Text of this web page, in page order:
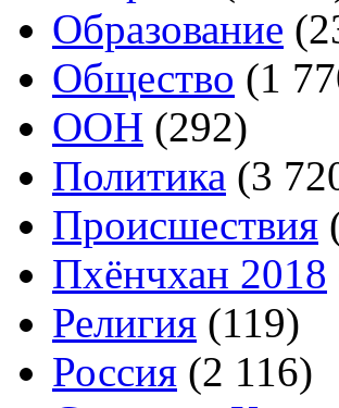
Образование
Общество (1
ООН (292)
Политика (3
Происшествия
Пхёнчхан 2018
Религия (119)
Россия (2 116)